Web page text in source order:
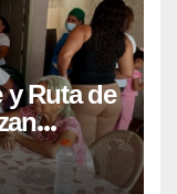
y Ruta de
en